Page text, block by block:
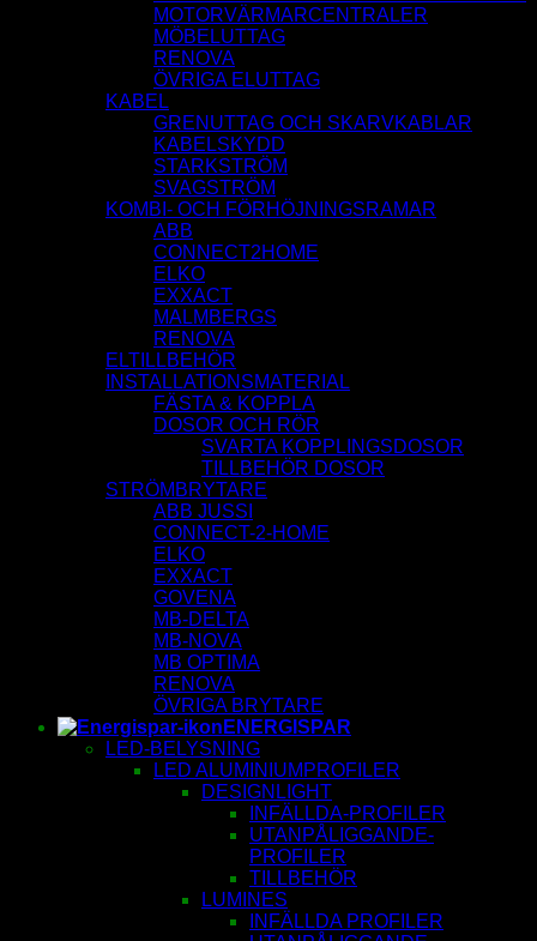
MOTORVÄRMARCENTRALER
MÖBELUTTAG
RENOVA
ÖVRIGA ELUTTAG
KABEL
GRENUTTAG OCH SKARVKABLAR
KABELSKYDD
STARKSTRÖM
SVAGSTRÖM
KOMBI- OCH FÖRHÖJNINGSRAMAR
ABB
CONNECT2HOME
ELKO
EXXACT
MALMBERGS
RENOVA
ELTILLBEHÖR
INSTALLATIONSMATERIAL
FÄSTA & KOPPLA
DOSOR OCH RÖR
SVARTA KOPPLINGSDOSOR
TILLBEHÖR DOSOR
STRÖMBRYTARE
ABB JUSSI
CONNECT-2-HOME
ELKO
EXXACT
GOVENA
MB-DELTA
MB-NOVA
MB OPTIMA
RENOVA
ÖVRIGA BRYTARE
ENERGISPAR
LED-BELYSNING
LED ALUMINIUMPROFILER
DESIGNLIGHT
INFÄLLDA-PROFILER
UTANPÅLIGGANDE-
PROFILER
TILLBEHÖR
LUMINES
INFÄLLDA PROFILER